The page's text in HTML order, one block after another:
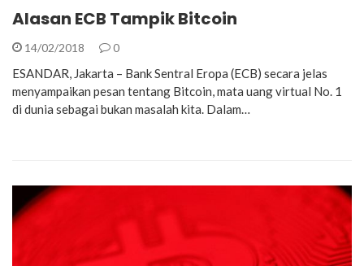
Alasan ECB Tampik Bitcoin
14/02/2018 0
ESANDAR, Jakarta – Bank Sentral Eropa (ECB) secara jelas
menyampaikan pesan tentang Bitcoin, mata uang virtual No. 1
di dunia sebagai bukan masalah kita. Dalam…